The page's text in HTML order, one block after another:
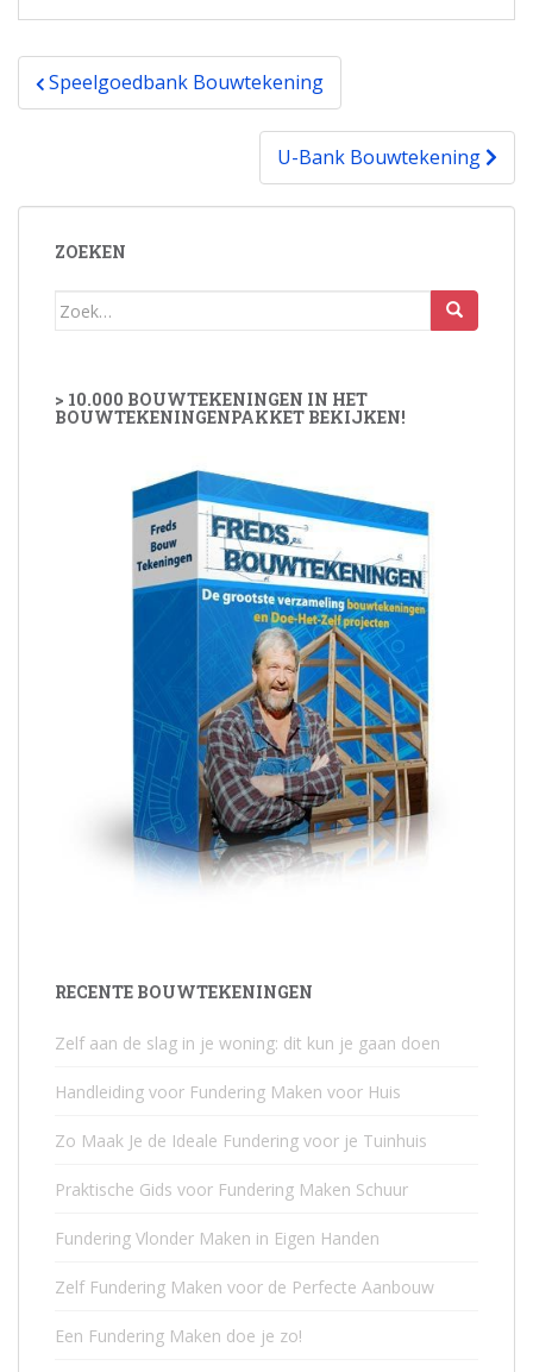
Bericht
navigatie
Speelgoedbank Bouwtekening
U-Bank Bouwtekening
ZOEKEN
Zoek
> 10.000 BOUWTEKENINGEN IN HET
BOUWTEKENINGENPAKKET BEKIJKEN!
RECENTE BOUWTEKENINGEN
Zelf aan de slag in je woning: dit kun je gaan doen
Handleiding voor Fundering Maken voor Huis
Zo Maak Je de Ideale Fundering voor je Tuinhuis
Praktische Gids voor Fundering Maken Schuur
Fundering Vlonder Maken in Eigen Handen
Zelf Fundering Maken voor de Perfecte Aanbouw
Een Fundering Maken doe je zo!